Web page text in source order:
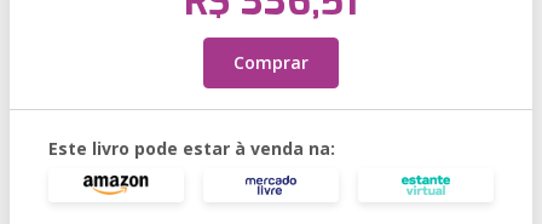
Comprar
Este livro pode estar à venda na: